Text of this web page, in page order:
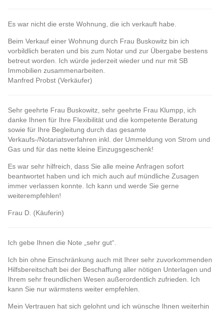
Es war nicht die erste Wohnung, die ich verkauft habe.
Beim Verkauf einer Wohnung durch Frau Buskowitz bin ich
vorbildlich beraten und bis zum Notar und zur Übergabe bestens
betreut worden. Ich würde jederzeit wieder und nur mit SB
Immobilien zusammenarbeiten.
Manfred Probst (Verkäufer)
Sehr geehrte Frau Buskowitz, sehr geehrte Frau Klumpp, ich
danke Ihnen für Ihre Flexibilität und die kompetente Beratung
sowie für Ihre Begleitung durch das gesamte
Verkaufs-/Notariatsverfahren inkl. der Ummeldung von Strom und
Gas und für das nette kleine Einzugsgeschenk!
Es war sehr hilfreich, dass Sie alle meine Anfragen sofort
beantwortet haben und ich mich auch auf mündliche Zusagen
immer verlassen konnte. Ich kann und werde Sie gerne
weiterempfehlen!
Frau D. (Käuferin)
Ich gebe Ihnen die Note „sehr gut“.
Ich bin ohne Einschränkung auch mit Ihrer sehr zuvorkommenden
Hilfsbereitschaft bei der Beschaffung aller nötigen Unterlagen und
Ihrem sehr freundlichen Wesen außerordentlich zufrieden. Ich
kann Sie nur wärmstens weiter empfehlen.
Mein Vertrauen hat sich gelohnt und ich wünsche Ihnen weiterhin